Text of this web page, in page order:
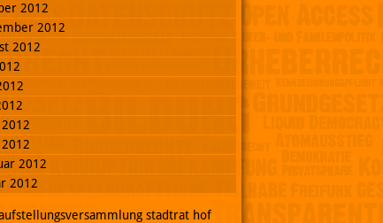
2012
2012
2012
2012
2012
stadtrat hof